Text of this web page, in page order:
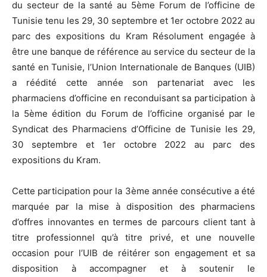
du secteur de la santé au 5ème Forum de l’officine de
Tunisie tenu les 29, 30 septembre et 1er octobre 2022 au
parc des expositions du Kram Résolument engagée à
être une banque de référence au service du secteur de la
santé en Tunisie, l’Union Internationale de Banques (UIB)
a réédité cette année son partenariat avec les
pharmaciens d’officine en reconduisant sa participation à
la 5ème édition du Forum de l’officine organisé par le
Syndicat des Pharmaciens d’Officine de Tunisie les 29,
30 septembre et 1er octobre 2022 au parc des
expositions du Kram.
Cette participation pour la 3ème année consécutive a été
marquée par la mise à disposition des pharmaciens
d’offres innovantes en termes de parcours client tant à
titre professionnel qu’à titre privé, et une nouvelle
occasion pour l’UIB de réitérer son engagement et sa
disposition à accompagner et à soutenir le